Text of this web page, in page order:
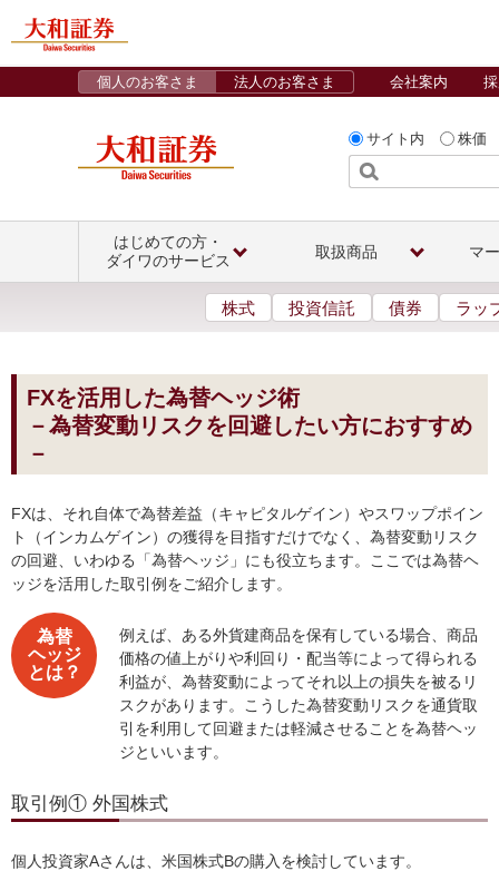
サイト内 株価
個人のお客さま 法人のお客さま 会社案内
はじめての方・
ダイワのサービス
取扱商品 マ
株式 投資信託 債券 ラッ
FXを活用した為替ヘッジ術
－為替変動リスクを回避したい方におすすめ
－
FXは、それ自体で為替差益（キャピタルゲイン）やスワップポイン
ト（インカムゲイン）の獲得を目指すだけでなく、為替変動リスク
の回避、いわゆる「為替ヘッジ」にも役立ちます。ここでは為替ヘ
ッジを活用した取引例をご紹介します。
為替
ヘッジ
とは？
例えば、ある外貨建商品を保有している場合、商品
価格の値上がりや利回り・配当等によって得られる
利益が、為替変動によってそれ以上の損失を被るリ
スクがあります。こうした為替変動リスクを通貨取
引を利用して回避または軽減させることを為替ヘッ
ジといいます。
取引例① 外国株式
個人投資家Aさんは、米国株式Bの購入を検討しています。